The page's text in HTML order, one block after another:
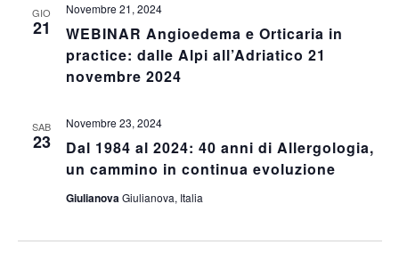
GIO
21
WEBINAR Angioedema e Orticaria in
practice: dalle Alpi all’Adriatico 21
novembre 2024
Novembre 21, 2024
SAB
23
Dal 1984 al 2024: 40 anni di Allergologia,
un cammino in continua evoluzione
Novembre 23, 2024
GiulianovaGiulianova, Italia